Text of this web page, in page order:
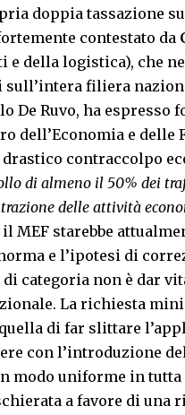
doppia tassazione
contestato da
della logistica), che
filiera
De Ruvo, ha
dell’Economia e delle
contraccolpo
di almeno il 50% dei
delle attività
MEF starebbe
e l’ipotesi di
categoria non è dar
La richiesta
di far slittare
con l’introduzione
modo uniforme in tutta
a favore di una